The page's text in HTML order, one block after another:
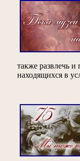
также развлечь и
находящихся в